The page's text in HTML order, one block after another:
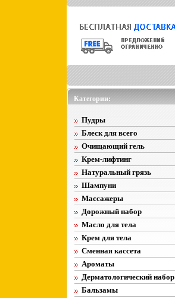
Категории:
Пудры
Блеск для всего
Очищающий гель
Крем-лифтинг
Натуральный грязь
Шампуни
Массажеры
Дорожный набор
Масло для тела
Крем для тела
Сменная кассета
Ароматы
Дерматологический набор
Бальзамы